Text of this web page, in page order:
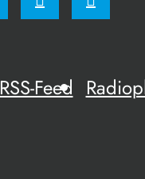
RSS-Feed